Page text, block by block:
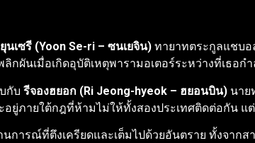
ยุนเซรี (Yoon Se-ri – ซนเยจิน) ทายาทตระกูลแชบอ
กผันเมื่อเกิดอุบัติเหตุพารามอเตอร์ระหว่างที่เธ
กับ รีจองฮยอก (Ri Jeong-hyeok – ฮยอนบิน) นาย
ยู่ภายใต้กฎที่ห้ามไม่ให้ทั้งสองประเทศติดต่อกัน แ
การณ์ที่ตึงเครียดและเต็มไปด้วยอันตราย ทั้งจากส